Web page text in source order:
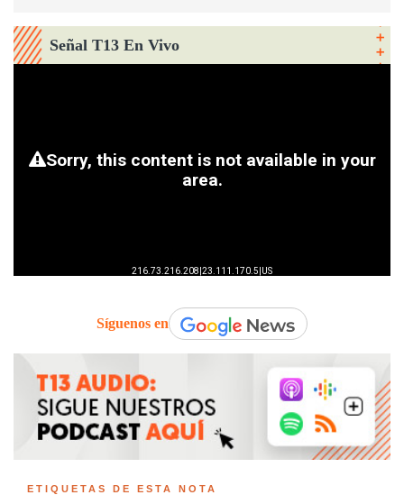
Señal T13 En Vivo
Síguenos en
ETIQUETAS DE ESTA NOTA